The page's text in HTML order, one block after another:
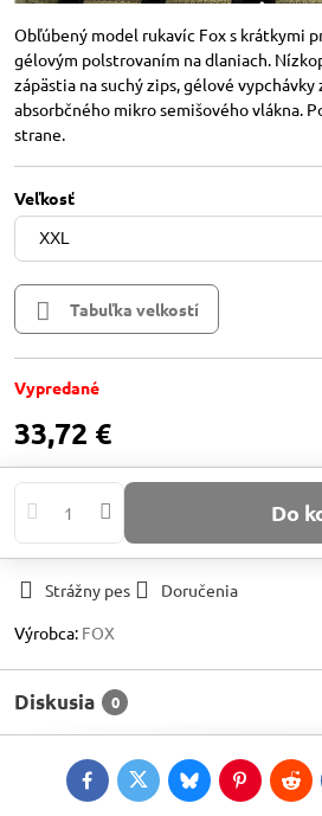
Obľúbený model rukavíc Fox s krátkymi
gélovým polstrovaním na dlaniach.
zápästia na suchý zips, gélové
absorbčného mikro semišového vlákna.
strane.
Veľkosť
Tabuľka velkostí
Vypredané
33,72 €
Do
Strážny pes
Doručenia
Výrobca: FOX
Diskusia 0
FacebookTwitterBlueskyPinterest